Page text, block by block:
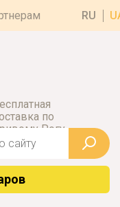
RU
по
Рогу